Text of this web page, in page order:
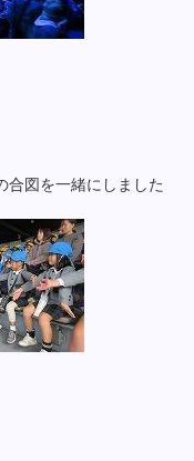
合図を一緒にしました